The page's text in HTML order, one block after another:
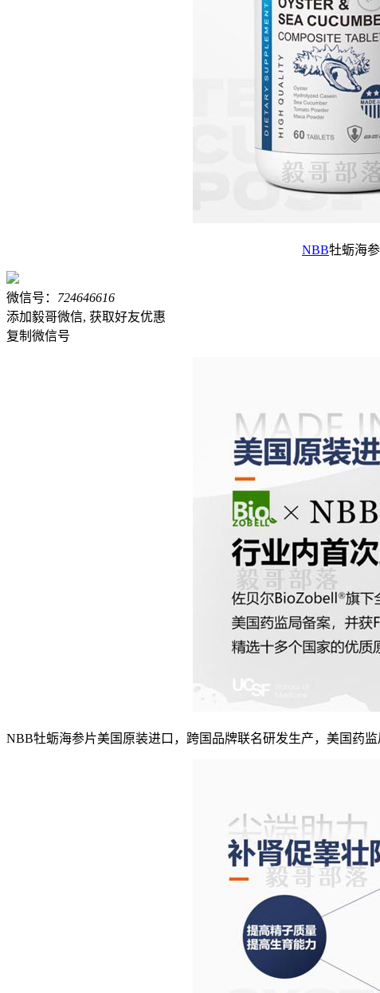
NBB牡蛎海
微信号： 724646616
添加毅哥微信, 获取好友优惠
复制微信号
NBB牡蛎海参片美国原装进口，跨国品牌联名研发生产，美国药